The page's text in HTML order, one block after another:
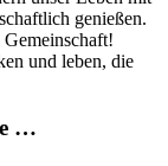
genießen.
und leben, die
…